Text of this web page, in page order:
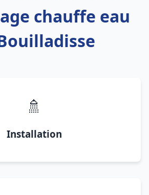
chauffe eau
🚿
Installation